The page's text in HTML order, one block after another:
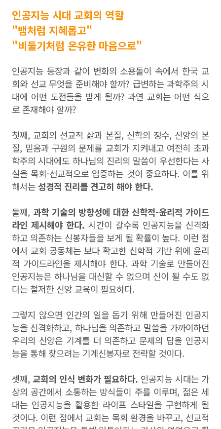
인공지능 시대 교회의 역할
"뱀처럼 지혜롭고"
"비둘기처럼 온유한 마음으로"
인공지능 등장과 같이 변화의 소용돌이 속에서 한국 교
회와 선교 무엇을 준비해야 할까? 급변하는 과학주의 시
대에 어떤 도전들을 받게 될까? 과연 교회는 어떤 식으
로 존재해야 할까?
첫째, 교회의 선교적 삶과 본질, 신학의 정수, 신앙의 본
질, 믿음과 구원의 문제를 교회가 지켜내고 여전히 초과
학주의 시대에도 하나님의 진리의 말씀이 우선한다는 사
실을 목회-선교적으로 입증하는 것이 중요하다. 이를 위
해서는성경적 진리를 견고히 해야 한다.
둘째, 과학 기술의 방향성에 대한 신학적-윤리적 가이드
라인 제시해야 한다. 시간이 갈수록 인공지능을 신격화
하고 의존하는 신봉자들을 보게 될 확률이 높다. 이런 점
에서 교회 공동체는 보다 확고한 신학적 기반 위에 윤리
적 가이드라인을 제시해야 한다. 과학 기술로 만들어진
인공지능은 하나님을 대신할 수 없으며 신이 될 수도 없
다는 철저한 신앙 교육이 필요하다.
그렇지 않으면 인간의 일을 돕기 위해 만들어진 인공지
능을 신격화하고, 하나님을 의존하고 말씀을 가까이하던
우리의 신앙은 기계를 더 의존하고 문제의 답을 인공지
능을 통해 찾으려는 기계신봉자로 전락할 것이다.
셋째,교회의 인식 변화가 필요하다. 인공지능 시대는 가
상의 공간에서 소통하는 방식들이 주를 이루며, 젊은 세
대는 인공지능을 활용한 라이프 스타일을 구현하게 될
것이다. 이런 점에서 교회는 목회 환경을 바꾸고, 선교적